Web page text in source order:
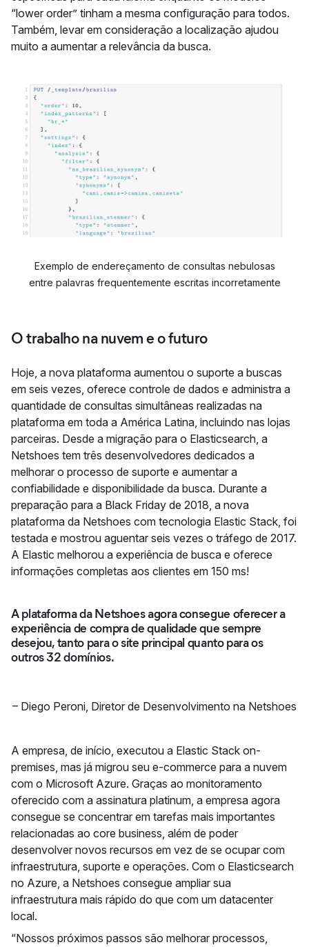
“lower order” tinham a mesma configuração para todos.
Também, levar em consideração a localização ajudou
muito a aumentar a relevância da busca.
Exemplo de endereçamento de consultas nebulosas
entre palavras frequentemente escritas incorretamente
O trabalho na nuvem e o futuro
Hoje, a nova plataforma aumentou o suporte a buscas
em seis vezes, oferece controle de dados e administra a
quantidade de consultas simultâneas realizadas na
plataforma em toda a América Latina, incluindo nas lojas
parceiras. Desde a migração para o Elasticsearch, a
Netshoes tem três desenvolvedores dedicados a
melhorar o processo de suporte e aumentar a
confiabilidade e disponibilidade da busca. Durante a
preparação para a Black Friday de 2018, a nova
plataforma da Netshoes com tecnologia Elastic Stack, foi
testada e mostrou aguentar seis vezes o tráfego de 2017.
A Elastic melhorou a experiência de busca e oferece
informações completas aos clientes em 150 ms!
A plataforma da Netshoes agora consegue oferecer a
experiência de compra de qualidade que sempre
desejou, tanto para o site principal quanto para os
outros 32 domínios.
– Diego Peroni, Diretor de Desenvolvimento na Netshoes
A empresa, de início, executou a Elastic Stack on-
premises, mas já migrou seu e-commerce para a nuvem
com o Microsoft Azure. Graças ao monitoramento
oferecido com a assinatura platinum, a empresa agora
consegue se concentrar em tarefas mais importantes
relacionadas ao core business, além de poder
desenvolver novos recursos em vez de se ocupar com
infraestrutura, suporte e operações. Com o Elasticsearch
no Azure, a Netshoes consegue ampliar sua
infraestrutura mais rápido do que com um datacenter
local.
“Nossos próximos passos são melhorar processos,